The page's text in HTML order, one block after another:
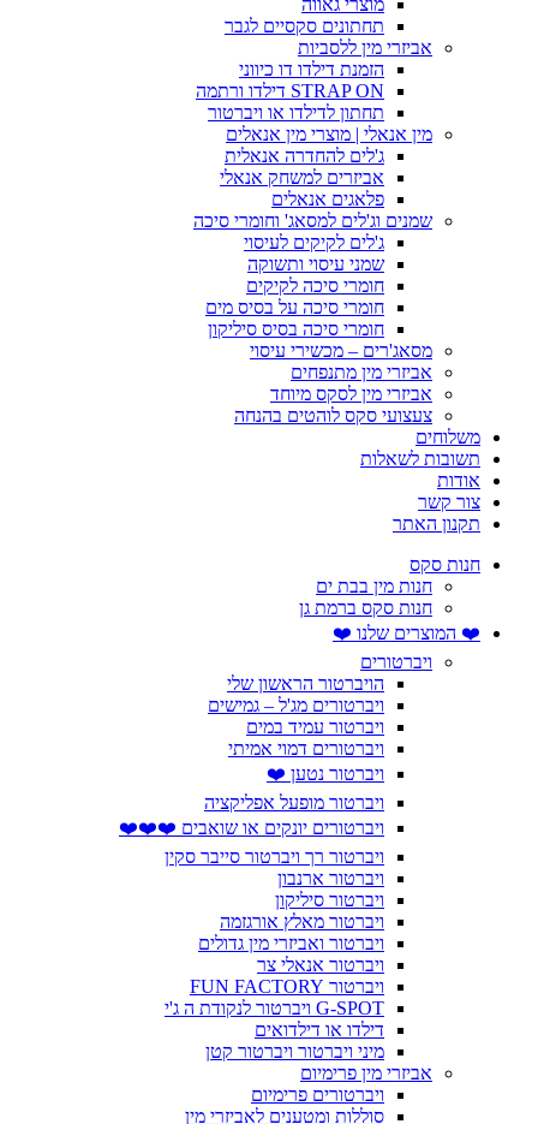
תחתונים סקסיים לגבר
אביזרי מין ללסביות
הזמנת דילדו דו כיווני
STRAP ON דילדו ורתמה
תחתון לדילדו או ויברטור
מין אנאלי | מוצרי מין אנאלים
ג'לים להחדרה אנאלית
אביזרים למשחק אנאלי
פלאגים אנאלים
שמנים וג'לים למסאג' וחומרי סיכה
ג'לים לקיקים לעיסוי
שמני עיסוי ותשוקה
חומרי סיכה לקיקים
חומרי סיכה על בסיס מים
חומרי סיכה בסיס סיליקון
מסאג'רים – מכשירי עיסוי
אביזרי מין מתנפחים
אביזרי מין לסקס מיוחד
צעצועי סקס לוהטים בהנחה
משלוחים
תשובות לשאלות
אודות
צור קשר
תקנון האתר
חנות סקס
חנות מין בבת ים
חנות סקס ברמת גן
❤️ המוצרים שלנו ❤️
ויברטורים
הויברטור הראשון שלי
ויברטורים מג'ל – גמישים
ויברטור עמיד במים
ויברטורים דמוי אמיתי
ויברטור נטען ❤️
ויברטור מופעל אפליקציה
ויברטורים יונקים או שואבים ❤️❤️❤️
ויברטור רך ויברטור סייבר סקין
ויברטור ארנבון
ויברטור סיליקון
ויברטור מאלץ אורגזמה
ויברטור ואביזרי מין גדולים
ויברטור אנאלי צר
ויברטור FUN FACTORY
G-SPOT ויברטור לנקודת ה ג'י
דילדו או דילדואים
מיני ויברטור ויברטור קטן
אביזרי מין פרימיום
ויברטורים פרימיום
סוללות ומטענים לאביזרי מין